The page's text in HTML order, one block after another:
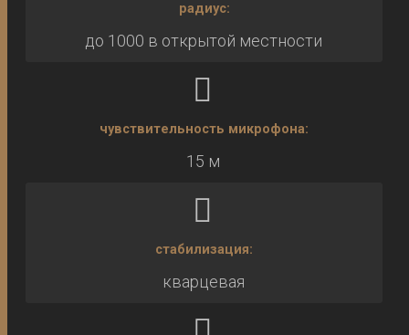
радиус:
до 1000 в открытой местности
чувствительность микрофона:
15 м
стабилизация:
кварцевая